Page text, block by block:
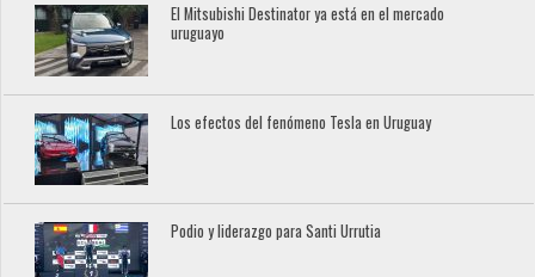
El Mitsubishi Destinator ya está en el mercado
uruguayo
Los efectos del fenómeno Tesla en Uruguay
Podio y liderazgo para Santi Urrutia